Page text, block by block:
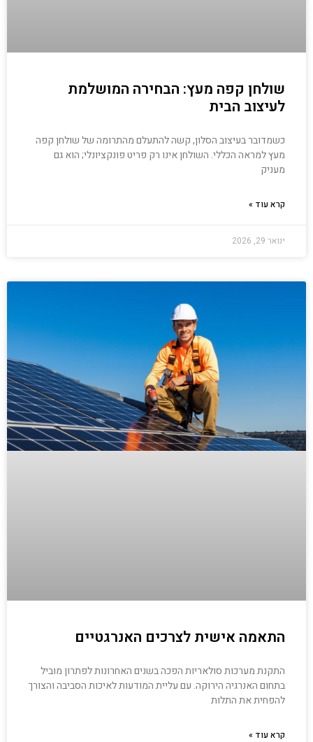
שולחן קפה מעץ: הבחירה המושלמת
לעיצוב הבית
כשמדובר בעיצוב הסלון, קשה להתעלם מהתרומה של שולחן קפה
מעץ למראה הכללי. השולחן אינו רק פריט פונקציונלי; הוא גם
מעניק
קרא עוד »
ינואר 29, 2026
התאמה אישית לצרכים האנרגטיים
התקנת מערכות סולאריות הפכה בשנים האחרונות לפתרון מוביל
בתחום האנרגיה הירוקה. עם עליית המודעות לאיכות הסביבה והצורך
להפחית את התלות
קרא עוד »